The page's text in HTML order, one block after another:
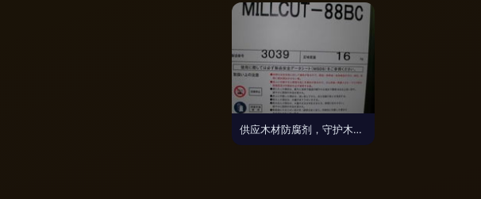
供应木材防腐剂，守护木制品长效耐用